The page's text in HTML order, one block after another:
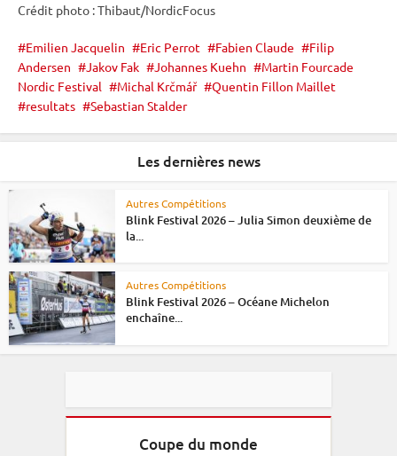
Crédit photo : Thibaut/NordicFocus
Emilien Jacquelin Eric Perrot Fabien Claude
Filip
Andersen
Jakov Fak Johannes Kuehn
Martin Fourcade
Nordic Festival
Michal Krčmář
Quentin Fillon Maillet
resultats
Sebastian Stalder
Les dernières news
Autres Compétitions
Blink Festival 2026 – Julia Simon deuxième de
la...
Autres Compétitions
Blink Festival 2026 – Océane Michelon
enchaîne...
Coupe du monde